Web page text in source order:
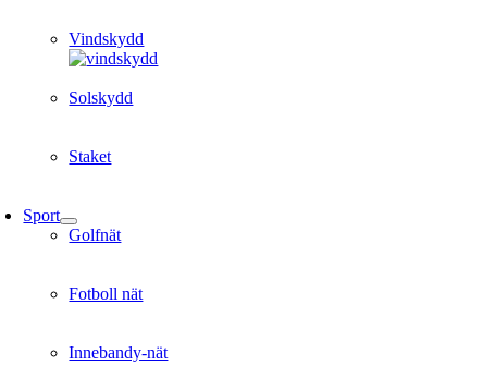
Vindskydd
Solskydd
Staket
Sport
Golfnät
Fotboll nät
Innebandy-nät